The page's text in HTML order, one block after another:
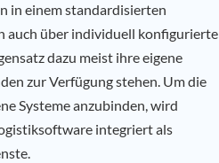
in einem standardisierten
auch über individuell konfigurierte
dazu meist ihre eigene
zur Verfügung stehen. Um die
Systeme anzubinden, wird
integriert als